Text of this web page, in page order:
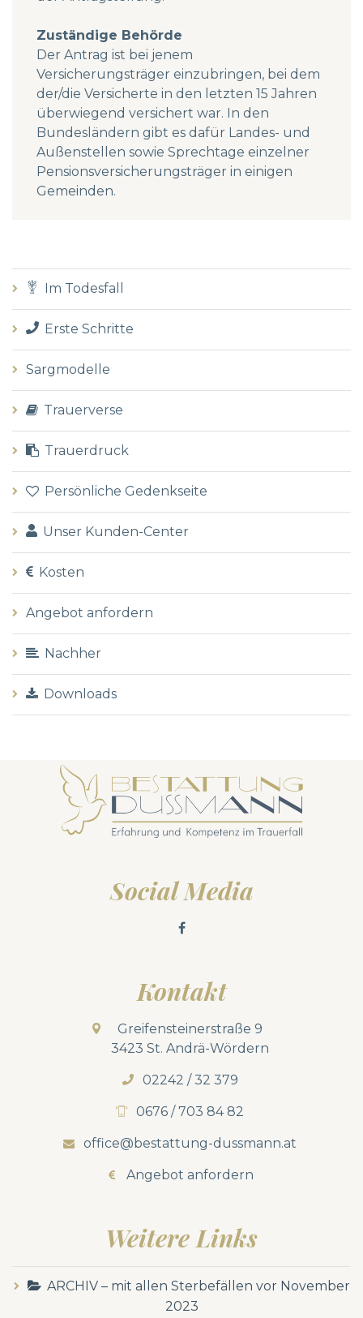
Zuständige Behörde
Der Antrag ist bei jenem
Versicherungsträger einzubringen, bei dem
der/die Versicherte in den letzten 15 Jahren
überwiegend versichert war. In den
Bundesländern gibt es dafür Landes- und
Außenstellen sowie Sprechtage einzelner
Pensionsversicherungsträger in einigen
Gemeinden.
Im Todesfall
Erste Schritte
Sargmodelle
Trauerverse
Trauerdruck
Persönliche Gedenkseite
Unser Kunden-Center
Kosten
Angebot anfordern
Nachher
Downloads
Social Media
Kontakt
Greifensteinerstraße 9
3423 St. Andrä-Wördern
02242 / 32 379
0676 / 703 84 82
office@bestattung-dussmann.at
Angebot anfordern
Weitere Links
ARCHIV – mit allen Sterbefällen vor November
2023